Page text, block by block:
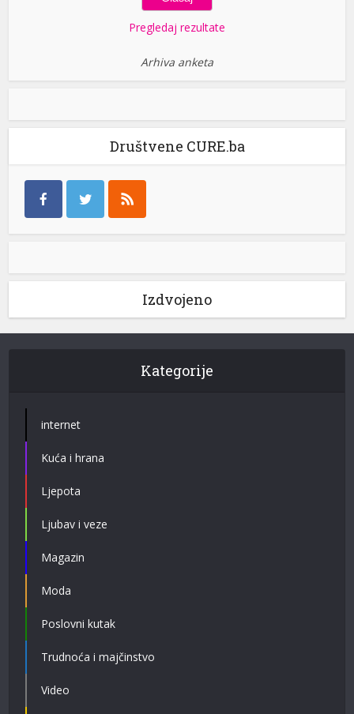
Pregledaj rezultate
Arhiva anketa
Društvene CURE.ba
Izdvojeno
Kategorije
internet
Kuća i hrana
Ljepota
Ljubav i veze
Magazin
Moda
Poslovni kutak
Trudnoća i majčinstvo
Video